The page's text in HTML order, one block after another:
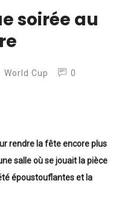
soirée au
World Cup
0
rendre la fête encore plus
salle où se jouait la pièce
époustouflantes et la